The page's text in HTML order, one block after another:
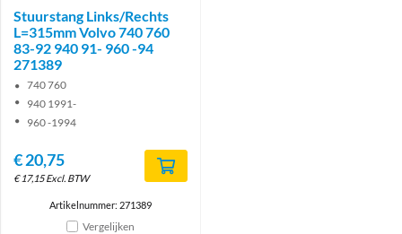
Stuurstang Links/Rechts
L=315mm Volvo 740 760
83-92 940 91- 960 -94
271389
740 760
940 1991-
960 -1994
€20,75
€17,15 Excl. BTW
Artikelnummer: 271389
Vergelijken